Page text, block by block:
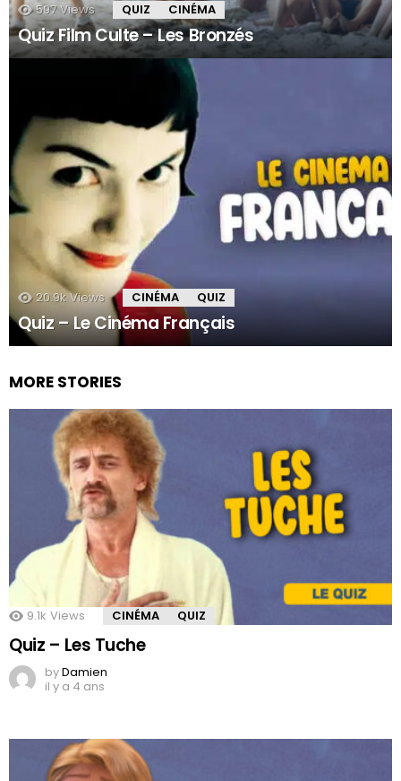
597 Views QUIZ CINÉMA
Quiz Film Culte – Les Bronzés
20.9k Views CINÉMA QUIZ
Quiz – Le Cinéma Français
MORE STORIES
9.1k Views CINÉMA QUIZ
Quiz – Les Tuche
byDamien
il y a 4 ans